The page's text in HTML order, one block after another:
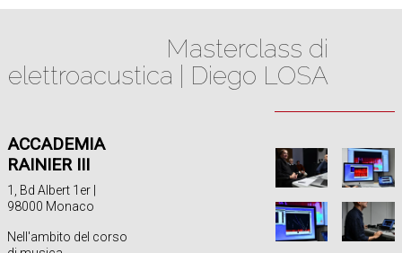
Masterclass di
elettroacustica | Diego LOSA
ACCADEMIA
RAINIER III
1, Bd Albert 1er |
98000 Monaco
Nell'ambito del corso